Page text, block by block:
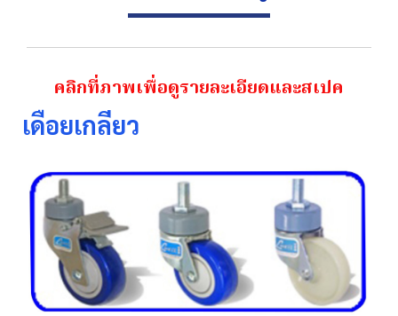
คลิกที่ภาพเพื่อดูรายละเอียดและสเปค
เดือยเกลียว